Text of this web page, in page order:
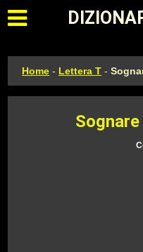
Apri il
Home - Lettera T -